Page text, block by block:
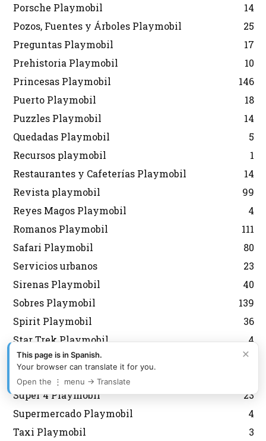
Porsche Playmobil
14
Pozos, Fuentes y Árboles Playmobil
25
Preguntas Playmobil
17
Prehistoria Playmobil
10
Princesas Playmobil
146
Puerto Playmobil
18
Puzzles Playmobil
14
Quedadas Playmobil
5
Recursos playmobil
1
Restaurantes y Cafeterías Playmobil
14
Revista playmobil
99
Reyes Magos Playmobil
4
Romanos Playmobil
111
Safari Playmobil
80
Servicios urbanos
23
Sirenas Playmobil
40
Sobres Playmobil
139
Spirit Playmobil
36
Star Trek Playmobil
4
Stun Show
Submarinos y buceo
Súper 4 Playmobil
23
Supermercado Playmobil
4
Taxi Playmobil
3
×
This page is in Spanish.
Your browser can translate it for you.
Open the ⋮ menu → Translate